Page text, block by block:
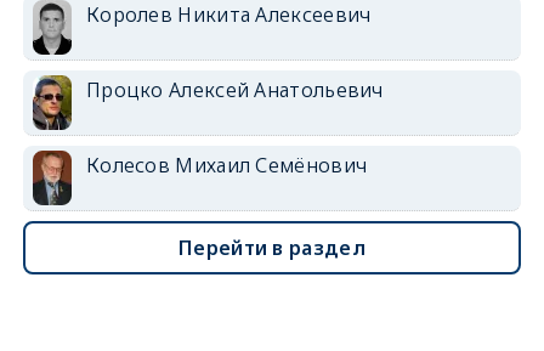
Королев Никита Алексеевич
Процко Алексей Анатольевич
Колесов Михаил Семёнович
Перейти в раздел